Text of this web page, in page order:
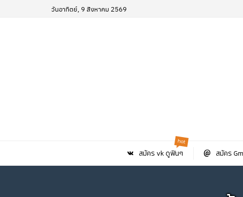
วันอาทิตย์, 9 สิงหาคม 2569
สมัคร vk ดูฟินๆ
hot
สมัคร